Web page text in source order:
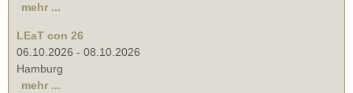
mehr ...
LEaT con 26
06.10.2026 - 08.10.2026
Hamburg
mehr ...